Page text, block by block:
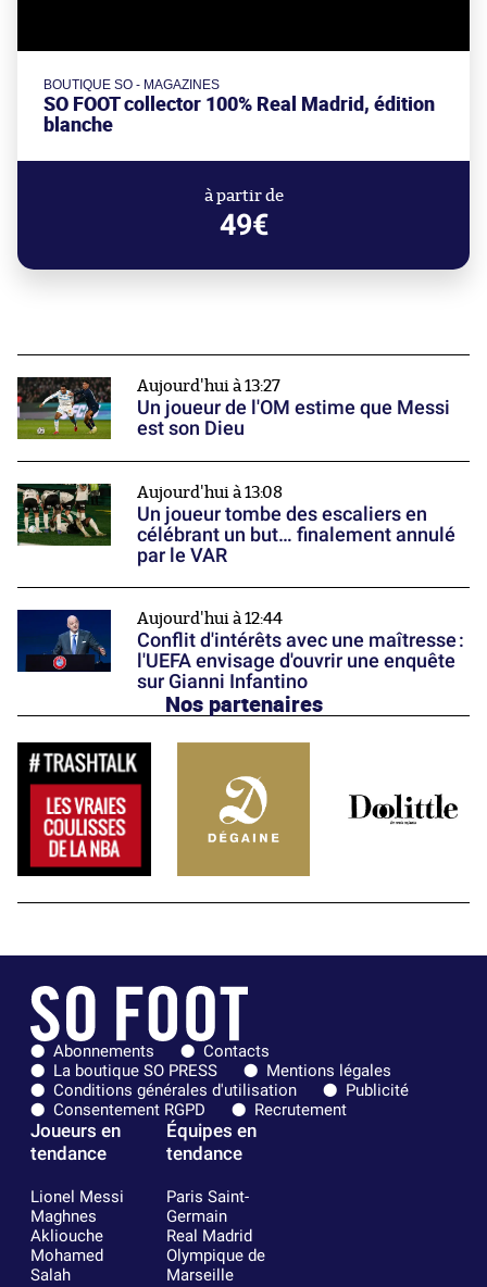
BOUTIQUE SO - MAGAZINES
SO FOOT collector 100% Real Madrid, édition
blanche
à partir de
49€
Aujourd'hui à 13:27
Un joueur de l'OM estime que Messi
est son Dieu
Aujourd'hui à 13:08
Un joueur tombe des escaliers en
célébrant un but… finalement annulé
par le VAR
Aujourd'hui à 12:44
Conflit d'intérêts avec une maîtresse :
l'UEFA envisage d'ouvrir une enquête
sur Gianni Infantino
Nos partenaires
Abonnements
Contacts
La boutique SO PRESS
Mentions légales
Conditions générales d'utilisation
Publicité
Consentement RGPD
Recrutement
Joueurs en
tendance
Lionel Messi
Maghnes
Akliouche
Mohamed
Salah
Équipes en
tendance
Paris Saint-
Germain
Real Madrid
Olympique de
Marseille